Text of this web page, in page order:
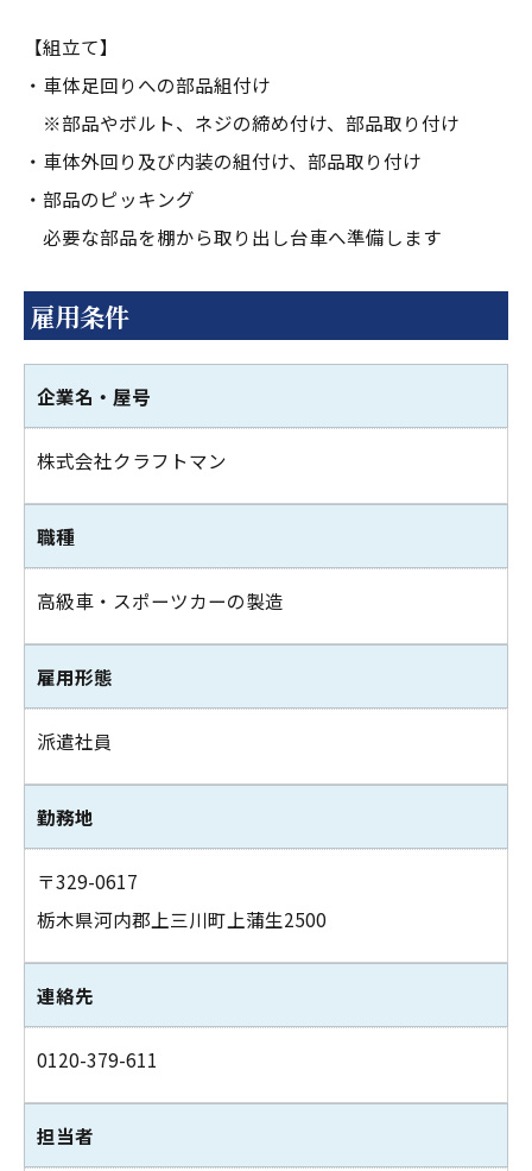
【組立て】
・車体足回りへの部品組付け
※部品やボルト、ネジの締め付け、部品取り付け
・車体外回り及び内装の組付け、部品取り付け
・部品のピッキング
必要な部品を棚から取り出し台車へ準備します
雇用条件
企業名・屋号
株式会社クラフトマン
職種
高級車・スポーツカーの製造
雇用形態
派遣社員
勤務地
〒329-0617
栃木県河内郡上三川町上蒲生2500
連絡先
0120-379-611
担当者